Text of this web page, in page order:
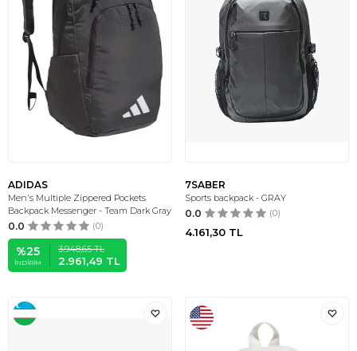
ADIDAS
Men's Multiple Zippered Pockets
Backpack Messenger - Team Dark Gray
0.0 (0)
%25
İNDIRIM
3.948,65TL
2.961,49 TL
7SABER
Sports backpack - GRAY
0.0 (0)
4.161,30 TL